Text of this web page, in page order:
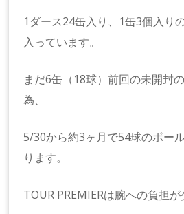
1ダース24缶入り、1缶3個入り
入っています。
まだ6缶（18球）前回の未開封
為、
5/30から約3ヶ月で54球のボー
ります。
TOUR PREMIERは腕への負担が